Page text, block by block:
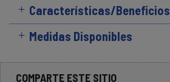
Características/Beneficios
Medidas Disponibles
COMPARTE ESTE SITIO